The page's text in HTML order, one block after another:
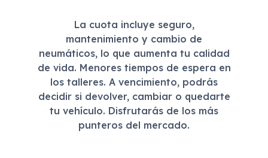
La cuota incluye seguro,
mantenimiento y cambio de
neumáticos, lo que aumenta tu calidad
de vida. Menores tiempos de espera en
los talleres. A vencimiento, podrás
decidir si devolver, cambiar o quedarte
tu vehículo. Disfrutarás de los más
punteros del mercado.